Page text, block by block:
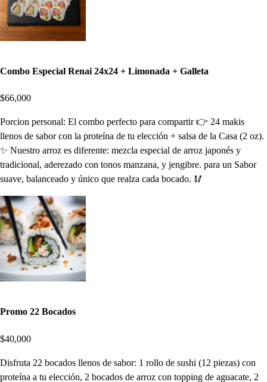
Combo Especial Renai 24x24 + Limonada + Galleta
$66,000
Porcion personal: El combo perfecto para compartir 👉 24 makis
llenos de sabor con la proteína de tu elección + salsa de la Casa (2 oz).
✨ Nuestro arroz es diferente: mezcla especial de arroz japonés y
tradicional, aderezado con tonos manzana, y jengibre. para un Sabor
suave, balanceado y único que realza cada bocado. 🥢
Promo 22 Bocados
$40,000
Disfruta 22 bocados llenos de sabor: 1 rollo de sushi (12 piezas) con
proteína a tu elección, 2 bocados de arroz con topping de aguacate, 2